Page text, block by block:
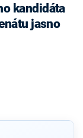
kandidáta
jasno